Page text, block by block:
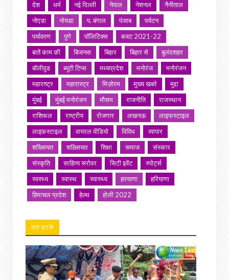
देश
धर्म नई दिल्ली नेपाल नेशनल
नैनीताल
नोएडा
नोयडा प. बंगाल पंजाब
पर्यटन
पर्यावरण
पुणे पॉलिटिक्स
बजट 2021-22
बातें काम की
बिजनस बिहार बिहार से
बुलंदशहर
बॉलीवुड
ब्यूटी टिप्स मध्यप्रदेश मनोरंज
मनोरंजन
महाराष्ट्र
महारास्ट्र मिज़ोरम मुख्य खबरे
मुद्दा
मुंबई
मुंबई मनोरंजन मौसम राजनीति
राजस्थान
राशिफल
राष्ट्रीय रोजगार लखनऊ
लाइफस्टाइल
लाइफ़स्टाइल
वायरल वीडियो विविध
व्यापार
शख्सियत
शख़्सियत शिक्षा समाज
संस्कार
संस्कृति
साहित्य सरोवर सिटी इवेंट
स्पोर्ट्स
स्वस्थ्य
स्वास्थ स्वास्थ्य हरयाणा
हरियाणा
हिमाचल प्रदेश
हेल्थ होली 2022
जरा हटके